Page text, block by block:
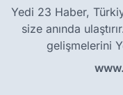
Yedi 23 Haber,
size anında
gelişmelerini